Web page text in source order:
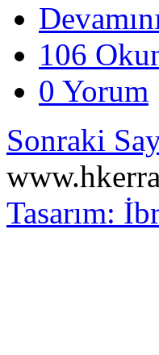
106
0 Yorum
Sonraki
Tasarım: